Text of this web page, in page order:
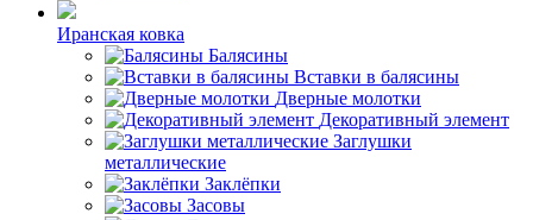
Иранская ковка
Балясины
Вставки в балясины
Дверные молотки
Декоративный элемент
Заглушки
металлические
Заклёпки
Засовы